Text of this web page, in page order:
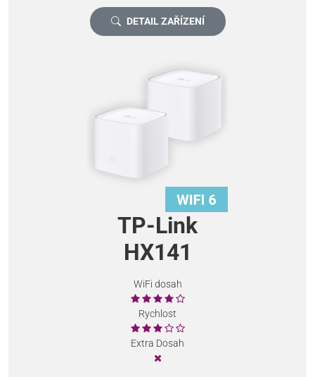
DETAIL ZAŘÍZENÍ
TP-Link
HX141
WiFi dosah
Rychlost
Extra Dosah